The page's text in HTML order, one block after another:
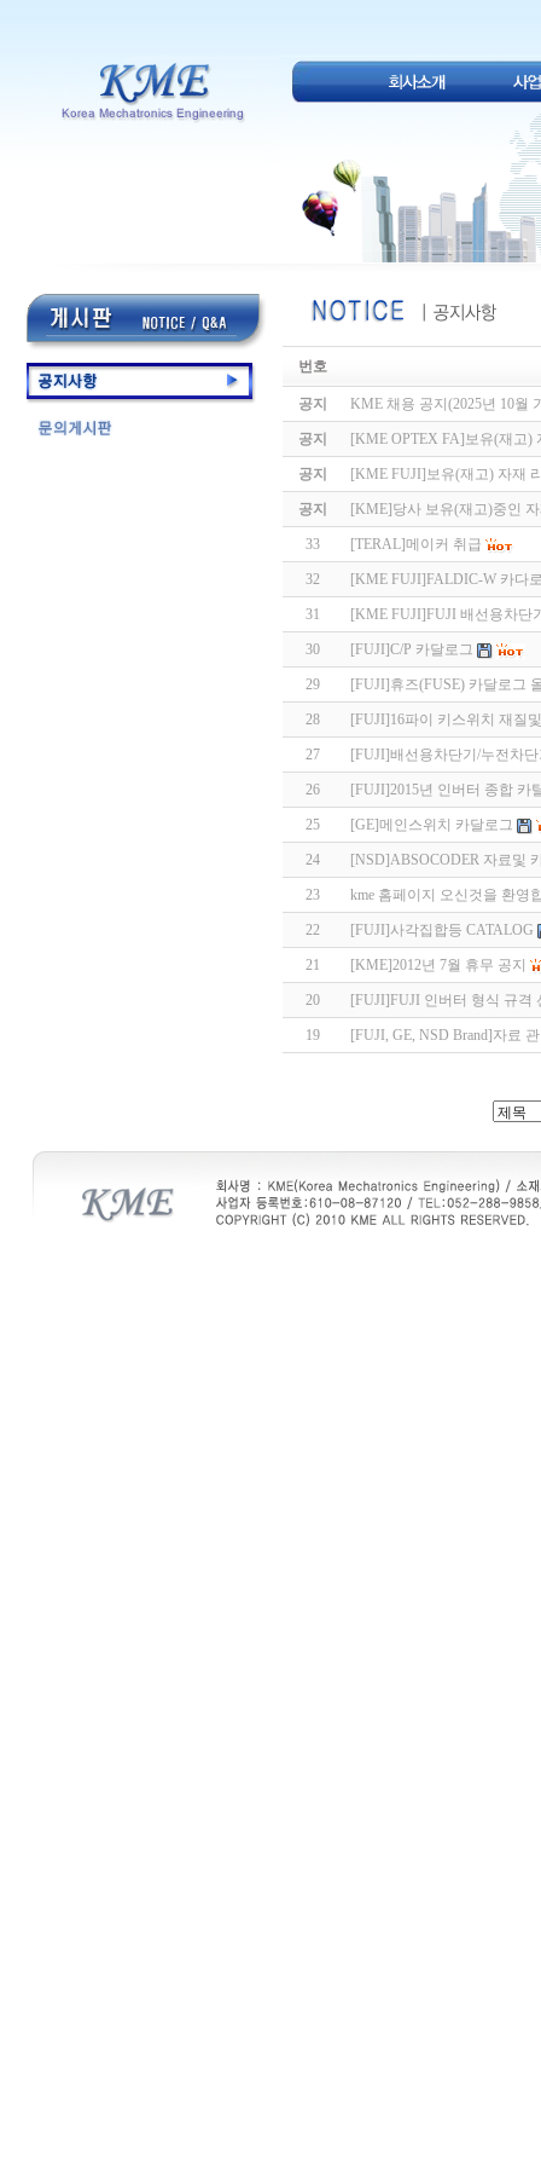
번호
공지 KME 채용 공지(2025년 10월
공지 [KME OPTEX FA]보유(재고)
공지 [KME FUJI]보유(재고) 자재
공지 [KME]당사 보유(재고)중인
33 [TERAL]메이커 취급
32 [KME FUJI]FALDIC-W 카다
31 [KME FUJI]FUJI 배선용차
30 [FUJI]C/P 카달로그
29 [FUJI]휴즈(FUSE) 카달로그
28 [FUJI]16파이 키스위치 재질
27 [FUJI]배선용차단기/누전차
26 [FUJI]2015년 인버터 종합 카
25 [GE]메인스위치 카달로그
24 [NSD]ABSOCODER 자료및
23 kme 홈페이지 오신것을 환영
22 [FUJI]사각집합등 CATALOG
21 [KME]2012년 7월 휴무 공지
20 [FUJI]FUJI 인버터 형식 규격
19 [FUJI, GE, NSD Brand]자료